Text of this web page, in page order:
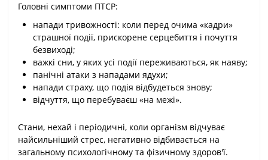
Головні симптоми ПТСР:
напади тривожності: коли перед очима «кадри»
страшної події, прискорене серцебиття і почуття
безвиході;
важкі сни, у яких усі події переживаються, як наяву;
панічні атаки з нападами ядухи;
напади страху, що подія відбудеться знову;
відчуття, що перебуваєш «на межі».
Стани, нехай і періодичні, коли організм відчуває
найсильніший стрес, негативно відбивається на
загальному психологічному та фізичному здоров'ї.